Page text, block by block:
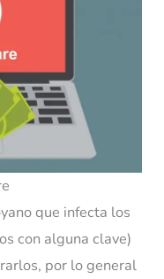
que infecta los
con alguna clave)
por lo general